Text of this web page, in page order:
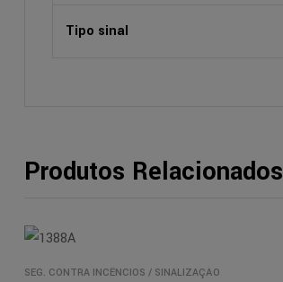
Tipo sinal
Produtos Relacionados
SEG. CONTRA INCÊNCIOS / SINALIZAÇÃO